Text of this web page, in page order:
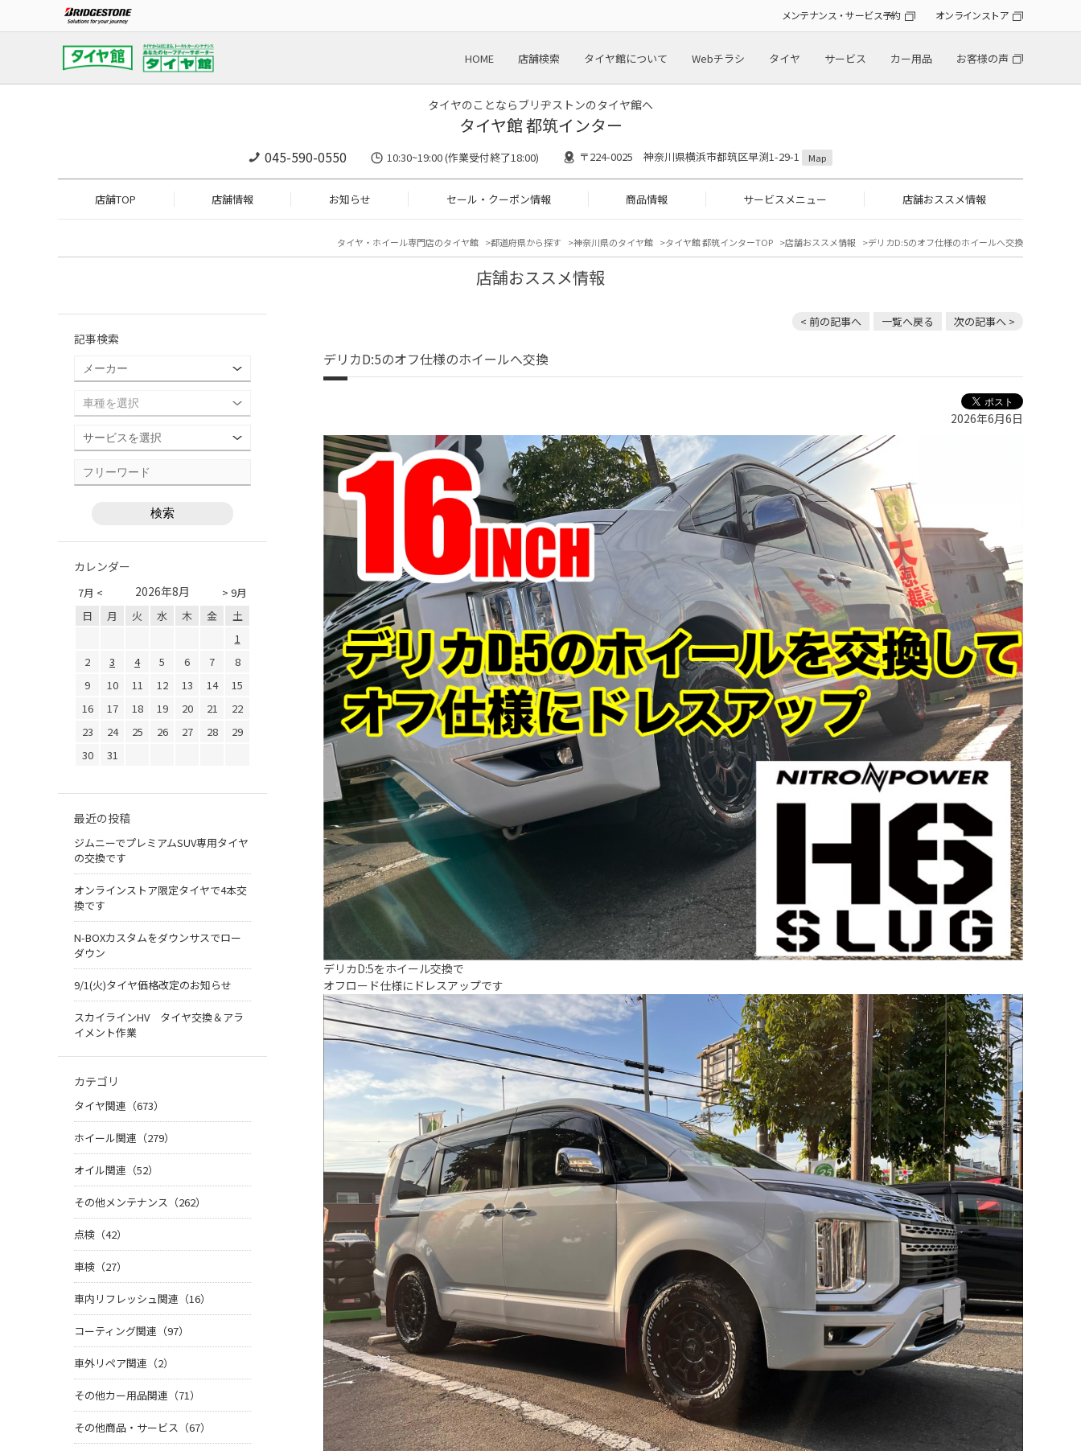
メンテナンス・サービス予約 オンラインストア
HOME 店舗検索 タイヤ館について Webチラシ タイヤ サービス カー用品 お客様の声
タイヤのことならブリヂストンのタイヤ館へ
タイヤ館 都筑インター
045-590-0550 10:30~19:00 (作業受付終了18:00) 〒224-0025 神奈川県横浜市都筑区早渕1-29-1 Map
店舗TOP 店舗情報 お知らせ セール・クーポン情報 商品情報 サービスメニュー 店舗おススメ情報
タイヤ・ホイール専門店のタイヤ館 都道府県から探す 神奈川県のタイヤ館 タイヤ館 都筑インターTOP 店舗おススメ情報 デリカD:5のオフ仕様のホイールへ交換
店舗おススメ情報
< 前の記事へ 一覧へ戻る 次の記事へ >
デリカD:5のオフ仕様のホイールへ交換
2026年6月6日
デリカD:5をホイール交換で
オフロード仕様にドレスアップです
記事検索
カレンダー
7月 < > 9月
2026年8月
日 月 火 水 木 金
土
1
2
3 4 5 6 7
8
9
10 11 12 13 14
15
16
17 18 19 20 21
22
23
24 25 26 27 28
29
30
31
最近の投稿
ジムニーでプレミアムSUV専用タイヤ
の交換です
オンラインストア限定タイヤで4本交
換です
N-BOXカスタムをダウンサスでロー
ダウン
9/1(火)タイヤ価格改定のお知らせ
スカイラインHV タイヤ交換＆アラ
イメント作業
カテゴリ
タイヤ関連（673）
ホイール関連（279）
オイル関連（52）
その他メンテナンス（262）
点検（42）
車検（27）
車内リフレッシュ関連（16）
コーティング関連（97）
車外リペア関連（2）
その他カー用品関連（71）
その他商品・サービス（67）